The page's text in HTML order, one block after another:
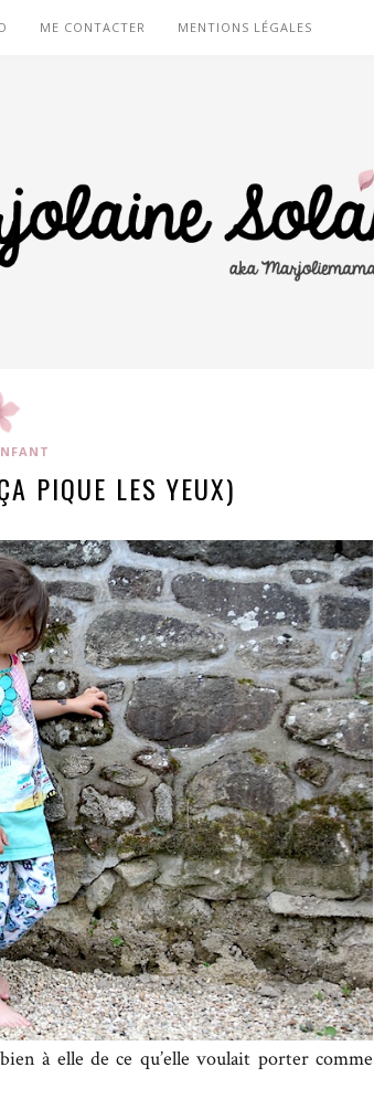
ME CONTACTER MENTIONS LÉGALES
PIQUE LES YEUX)
à elle de ce qu’elle voulait porter comme